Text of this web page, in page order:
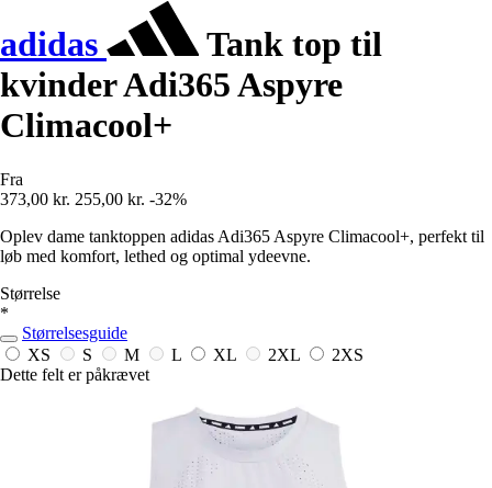
adidas
Tank top til
kvinder Adi365 Aspyre
Climacool+
Fra
373,00 kr. 255,00 kr. -32%
Oplev dame tanktoppen adidas Adi365 Aspyre Climacool+, perfekt til
løb med komfort, lethed og optimal ydeevne.
Størrelse
*
Størrelsesguide
XS
S M L XL 2XL
2XS
Dette felt er påkrævet